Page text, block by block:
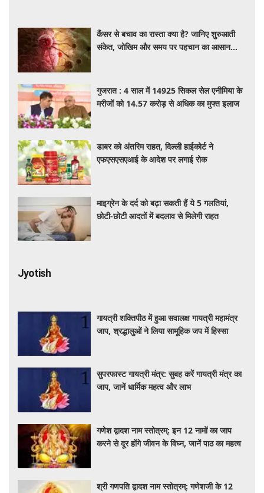
कैंसर से बचाव का रास्ता क्या है? जानिए शुरुआती
संकेत, जोखिम और समय पर पहचान का आसान
गुजरात : 4 साल में 14925 सिकल सेल एनीमिया के
मरीजों को 14.57 करोड़ से अधिक का मुफ्त इलाज
डाबर को अंतरिम राहत, दिल्ली हाईकोर्ट ने
एफएसएसएआई के आदेश पर लगाई रोक
माइग्रेन के दर्द को बढ़ा सकती हैं ये 5 गलतियां,
छोटी-छोटी आदतों में बदलाव से मिलेगी राहत
Jyotish
गायत्री शक्तिपीठ में हुआ सवालक्ष गायत्री महामंत्र
जाप, श्रद्धालुओं ने लिया सामूहिक जप में हिस्सा
सुपरफास्ट गायत्री मंत्र: सुबह करें गायत्री मंत्र का
जाप, जानें धार्मिक महत्व और लाभ
गणेश द्वादश नाम स्तोत्रम्: इन 12 नामों का जाप
करने से दूर होंगे जीवन के विघ्न, जानें पाठ का महत्व
श्री गणपति द्वादश नाम स्तोत्रम्: गणेशजी के 12